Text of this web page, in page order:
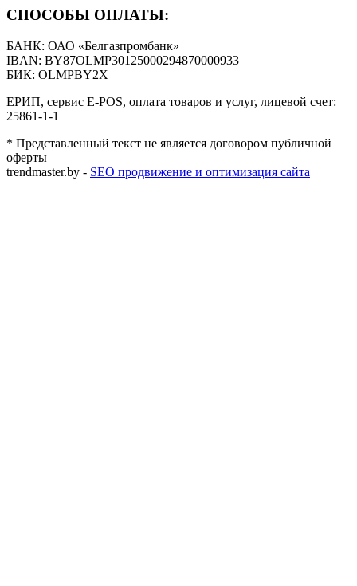
СПОСОБЫ ОПЛАТЫ:
БАНК: ОАО «Белгазпромбанк»
IBAN: BY87OLMP30125000294870000933
БИК: OLMPBY2X
ЕРИП, сервис E-POS, оплата товаров и услуг, лицевой счет:
25861-1-1
* Представленный текст не является договором публичной
оферты
trendmaster.by - SEO продвижение и оптимизация сайта